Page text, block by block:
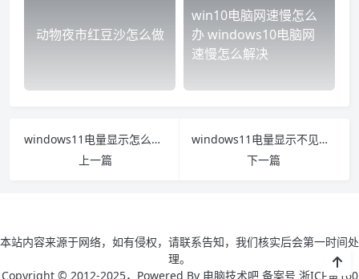
动物夜市红豆沙怎么做
win10电脑网速慢怎么
办 windows10电脑网
速慢怎么解决
windows11电量显示怎么设置 怎么让11显示电量
上一篇
windows11电量显示不见了怎么办 window10电脑电量显示不见了
下一篇
本站内容来源于网络，如有侵权，请联系告知，我们核实后会第一时间处
理。
Copyright © 2012-2025，Powered By 电脑技术吧 备案号 浙ICP备160